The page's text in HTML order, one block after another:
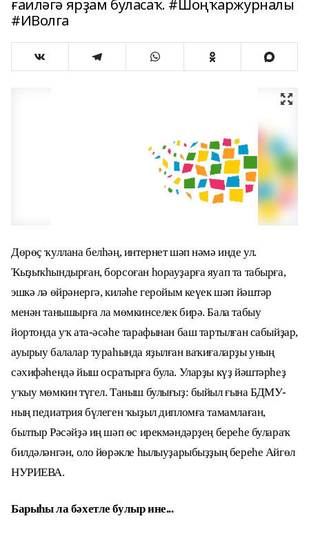
ғаиләгә ярҙам буласаҡ. #Шоңҡаржурналы
#ИВолга
Дөрөҫ ҡуллана белһәң, интернет шәп нәмә инде ул.
Ҡыҙыҡһындырған, борсоған һорауҙарға яуап та табырға,
эшкә лә өйрәнергә, киләһе геройым кеүек шәп йәштәр
менән танышырға ла мөмкинселек бирә. Бала табыу
йортонда уҡ ата-әсәһе тарафынан баш тартылған сабыйҙар,
ауырыу балалар тураһында яҙылған ваҡиғаларҙы уның
сәхифәһендә йыш осратырға була. Уларҙы күҙ йәштәрһеҙ
уҡыу мөмкин түгел. Таныш булығыҙ: быйыл ғына БДМУ-
ның педиатрия бүлеген ҡыҙыл дипломға тамамлаған,
былтыр Рәсәйҙә иң шәп өс ирекмәндәрҙең береһе булараҡ
билдәләнгән, оло йөрәкле һылыуҙарыбыҙҙың береһе Айгөл
НУРИЕВА.
Барыһы ла бәхетле булыр ине...